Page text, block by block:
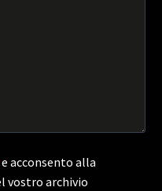
e acconsento alla
vostro archivio